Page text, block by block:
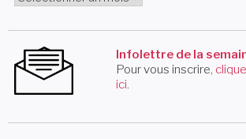
Infolettre de la
Pour vous inscrire,
ici.